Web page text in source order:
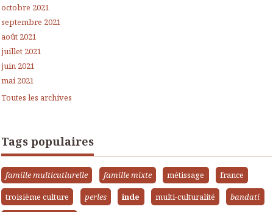
octobre 2021
septembre 2021
août 2021
juillet 2021
juin 2021
mai 2021
Toutes les archives
Tags populaires
famille multicutlurelle famille mixte métissage
france
troisième culture
perles inde multi-culturalité
bandati